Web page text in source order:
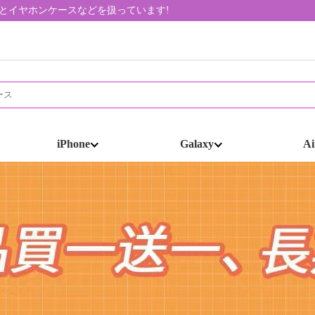
イヤホンケースなどを扱っています!
iPhone Galaxy